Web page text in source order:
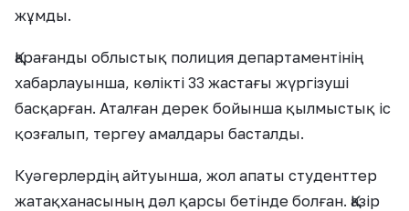
жұмды.
Қарағанды облыстық полиция департаментінің
хабарлауынша, көлікті 33 жастағы жүргізуші
басқарған. Аталған дерек бойынша қылмыстық іс
қозғалып, тергеу амалдары басталды.
Куәгерлердің айтуынша, жол апаты студенттер
жатақханасының дәл қарсы бетінде болған. Қазір